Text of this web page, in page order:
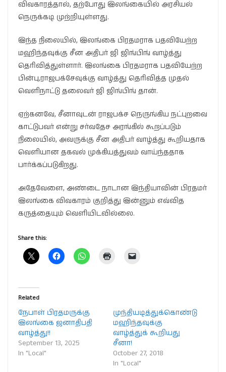
விவகாரத்தால், தற்போது இலங்கையில் அரசியல்
நெருக்கடி முற்றியுள்ளது.
இந்த நிலையில், இலங்கை பிரதமராக பதவியேற்ற
மஹிந்தவுக்கு சீன அதிபர் ஜி ஜிங்பிங் வாழ்த்து
தெரிவித்துள்ளார். இலங்கை பிரதமராக பதவியேற்ற
பின்பு,ராஜபக்சேவுக்கு வாழ்த்து தெரிவித்த முதல்
வெளிநாட்டு தலைவர் ஜி ஜிங்பிங் தான்.
ஏற்கனவே, சீனாவுடன் ராஜபக்ச நெருங்கிய நட்புறவை
காட்டுபவர் என்று சர்வதேச அரங்கில் கூறப்படும்
நிலையில், அவருக்கு சீன அதிபர் வாழ்த்து கூறியதாக
வெளியான தகவல் முக்கியத்துவம் வாய்ந்ததாக
பார்க்கப்படுகிறது.
அதேவேளை, அண்டை நாடான இந்தியாவின் பிரதமர்
இலங்கை விவகாரம் குறித்து இன்னும் எவ்வித
கருத்தையும் வெளியிடவில்லை.
Share this:
Related
நேபாள் பிரதமருக்கு
இலங்கை ஜனாதிபதி
வாழ்த்து!!
September 13, 2025
In "Local"
முந்தியடித்துக்கொண்டு
மஹிந்தவுக்கு
வாழ்த்துக் கூறியது
சீனா!
October 27, 2018
In "Local"